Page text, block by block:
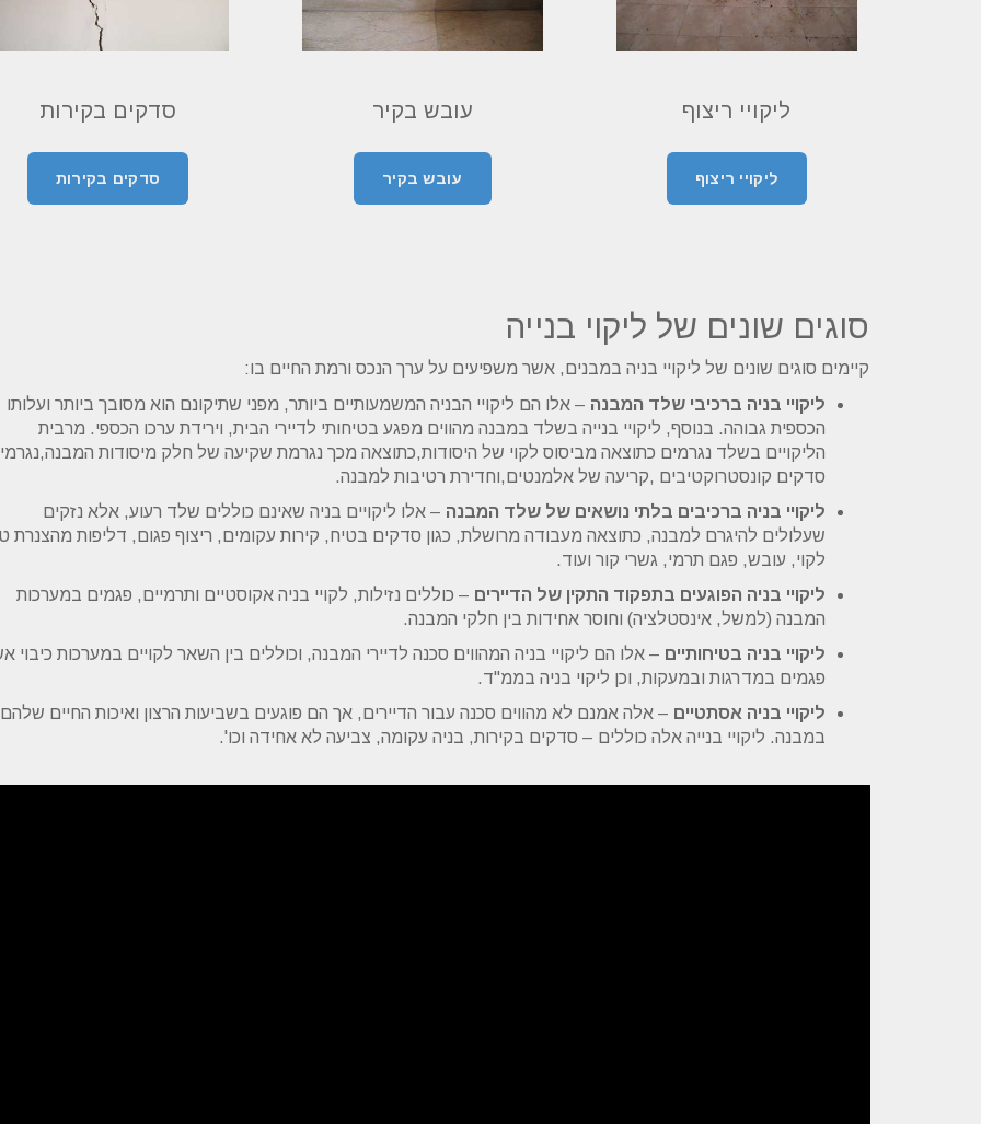
ליקויי ריצוף
ליקויי ריצוף
עובש בקיר
עובש בקיר
סדקים בקירות
סדקים בקירות
סוגים שונים של ליקוי בנייה
קיימים סוגים שונים של ליקויי בניה במבנים, אשר משפיעים על ערך הנכס ורמת החיים בו:
ליקויי בניה ברכיבי שלד המבנה – אלו הם ליקויי הבניה המשמעותיים ביותר, מפני שתיקונם הוא מסובך ביותר ועלותו
הכספית גבוהה. בנוסף, ליקויי בנייה בשלד במבנה מהווים מפגע בטיחותי לדיירי הבית, וירידת ערכו הכספי. מרבית
הליקויים בשלד נגרמים כתוצאה מביסוס לקוי של היסודות,כתוצאה מכך נגרמת שקיעה של חלק מיסודות
סדקים קונסטרוקטיבים ,קריעה של אלמנטים,וחדירת רטיבות למבנה.
ליקויי בניה ברכיבים בלתי נושאים של שלד המבנה – אלו ליקויים בניה שאינם כוללים שלד רעוע, אלא נזקים
שעלולים להיגרם למבנה, כתוצאה מעבודה מרושלת, כגון סדקים בטיח, קירות עקומים, ריצוף פגום, דליפות מהצנרת
לקוי, עובש, פגם תרמי, גשרי קור ועוד.
ליקויי בניה הפוגעים בתפקוד התקין של הדיירים – כוללים נזילות, לקויי בניה אקוסטיים ותרמיים, פגמים במערכות
המבנה (למשל, אינסטלציה) וחוסר אחידות בין חלקי המבנה.
ליקויי בניה בטיחותיים – אלו הם ליקויי בניה המהווים סכנה לדיירי המבנה, וכוללים בין השאר לקויים במערכות כיבוי
פגמים במדרגות ובמעקות, וכן ליקוי בניה בממ"ד.
ליקויי בניה אסתטיים – אלה אמנם לא מהווים סכנה עבור הדיירים, אך הם פוגעים בשביעות הרצון ואיכות החיים שלהם
במבנה. ליקויי בנייה אלה כוללים – סדקים בקירות, בניה עקומה, צביעה לא אחידה וכו'.